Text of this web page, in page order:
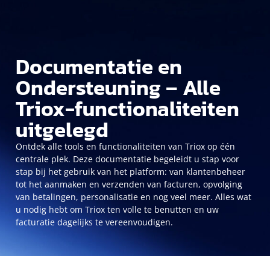
support
Documentatie en
Ondersteuning – Alle
Triox-functionaliteiten
uitgelegd
Ontdek alle tools en functionaliteiten van Triox op één
centrale plek. Deze documentatie begeleidt u stap voor
stap bij het gebruik van het platform: van klantenbeheer
tot het aanmaken en verzenden van facturen, opvolging
van betalingen, personalisatie en nog veel meer. Alles wat
u nodig hebt om Triox ten volle te benutten en uw
facturatie dagelijks te vereenvoudigen.